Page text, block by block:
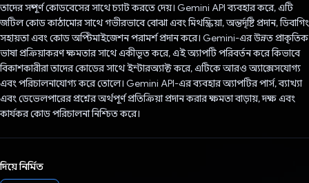
তাদের সম্পূর্ণ কোডবেসের সাথে চ্যাট করতে দেয়। Gemini API ব্যবহার করে, এটি
জটিল কোড কাঠামোর সাথে গভীরভাবে বোঝা এবং মিথস্ক্রিয়া, অন্তর্দৃষ্টি প্রদান, ডিবাগিং
সহায়তা এবং কোড অপ্টিমাইজেশন পরামর্শ প্রদান করে। Gemini-এর উন্নত প্রাকৃতিক
ভাষা প্রক্রিয়াকরণ ক্ষমতার সাথে একীভূত করে, এই অ্যাপটি পরিবর্তন করে কিভাবে
বিকাশকারীরা তাদের কোডের সাথে ইন্টারঅ্যাক্ট করে, এটিকে আরও অ্যাক্সেসযোগ্য
এবং পরিচালনাযোগ্য করে তোলে। Gemini API-এর ব্যবহার অ্যাপটির পার্স, ব্যাখ্যা
এবং ডেভেলপারের প্রশ্নের অর্থপূর্ণ প্রতিক্রিয়া প্রদান করার ক্ষমতা বাড়ায়, দক্ষ এবং
কার্যকর কোড পরিচালনা নিশ্চিত করে।
দিয়ে নির্মিত